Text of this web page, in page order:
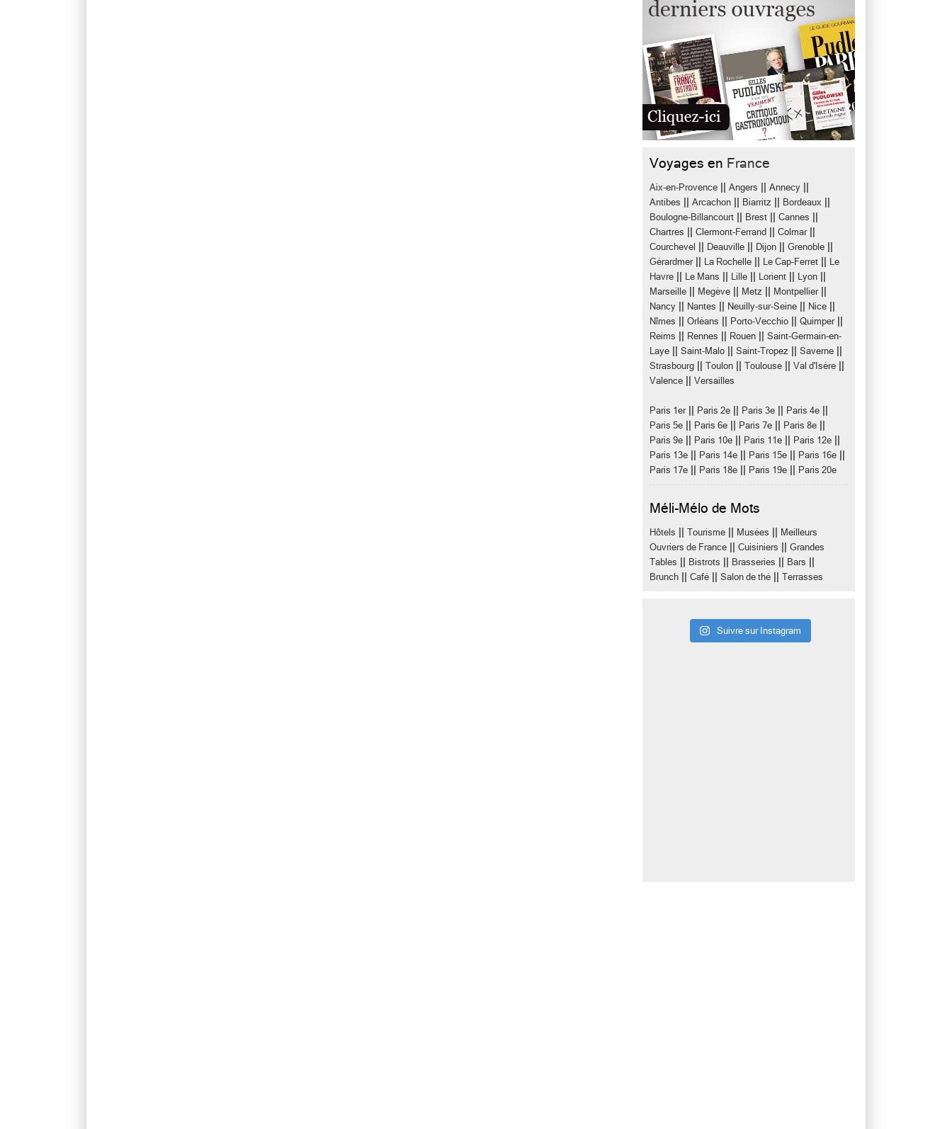
Voyages en France
Aix-en-Provence Angers Annecy
Antibes Arcachon Biarritz Bordeaux
Boulogne-Billancourt Brest Cannes
Chartres Clermont-Ferrand Colmar||
Courchevel Deauville Dijon Grenoble
Gérardmer|| La Rochelle Le Cap-Ferret
Le
Havre
Le Mans Lille Lorient Lyon
Marseille Megève Metz Montpellier||
Nancy Nantes Neuilly-sur-Seine Nice
Nîmes Orléans Porto-Vecchio Quimper||
Reims Rennes Rouen
Saint-Germain-en-
Laye
Saint-Malo Saint-Tropez Saverne
Strasbourg Toulon Toulouse Val d'Isère
Valence Versailles
Paris 1er|| Paris 2e Paris 3e Paris 4e
Paris 5e Paris 6e Paris 7e Paris 8e
Paris 9e Paris 10e Paris 11e Paris 12e
Paris 13e Paris 14e Paris 15e Paris 16e
Paris 17e Paris 18e Paris 19e Paris 20e
Méli-Mélo de Mots
Hôtels Tourisme Musées
Meilleurs
Ouvriers de France
Cuisiniers
Grandes
Tables
Bistrots Brasseries Bars
Brunch Café Salon de thé Terrasses
Suivre sur Instagram